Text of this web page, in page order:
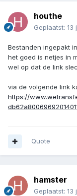
houthe
Geplaatst: 13
Bestanden ingepakt
het goed is netjes in
wel op dat de link
via de volgende link
https://
Quote
hamster
Geplaatst: 13